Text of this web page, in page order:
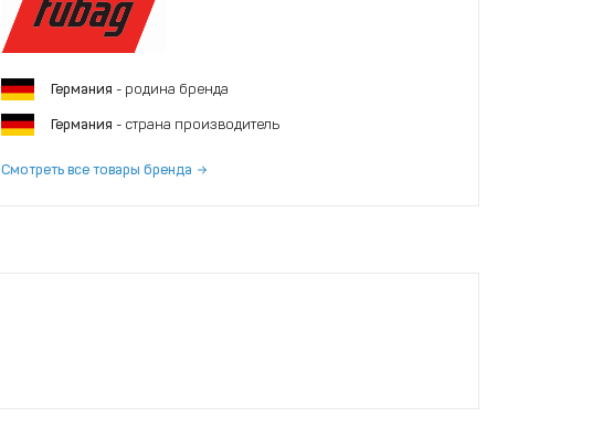
Германия - родина бренда
Германия - страна производитель
Смотреть все товары бренда